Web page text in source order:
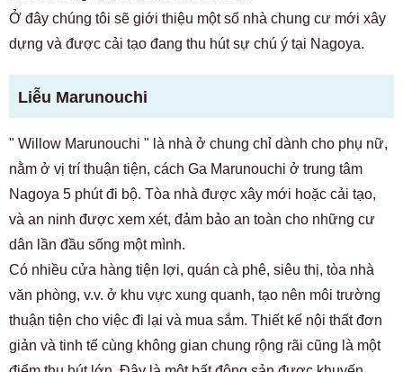
Ở đây chúng tôi sẽ giới thiệu một số nhà chung cư mới xây
dựng và được cải tạo đang thu hút sự chú ý tại Nagoya.
Liễu Marunouchi
" Willow Marunouchi " là nhà ở chung chỉ dành cho phụ nữ,
nằm ở vị trí thuận tiện, cách Ga Marunouchi ở trung tâm
Nagoya 5 phút đi bộ. Tòa nhà được xây mới hoặc cải tạo,
và an ninh được xem xét, đảm bảo an toàn cho những cư
dân lần đầu sống một mình.
Có nhiều cửa hàng tiện lợi, quán cà phê, siêu thị, tòa nhà
văn phòng, v.v. ở khu vực xung quanh, tạo nên môi trường
thuận tiện cho việc đi lại và mua sắm. Thiết kế nội thất đơn
giản và tinh tế cùng không gian chung rộng rãi cũng là một
03-6712-4346